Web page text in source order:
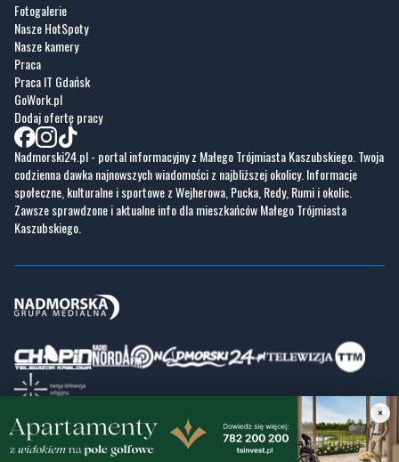
Fotogalerie
Nasze HotSpoty
Nasze kamery
Praca
Praca IT Gdańsk
GoWork.pl
Dodaj ofertę pracy
Nadmorski24.pl - portal informacyjny z Małego Trójmiasta Kaszubskiego. Twoja
codzienna dawka najnowszych wiadomości z najbliższej okolicy. Informacje
społeczne, kulturalne i sportowe z Wejherowa, Pucka, Redy, Rumi i okolic.
Zawsze sprawdzone i aktualne info dla mieszkańców Małego Trójmiasta
Kaszubskiego.
Copyrights © Nadmorski24.pl 2026 r.
Projekt i wykonaniePixlab.pl
×